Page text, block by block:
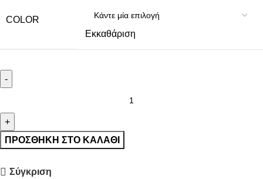
COLOR
Εκκαθάριση
κεραμική
καρδιά
ΠΡΟΣΘΉΚΗ ΣΤΟ ΚΑΛΆΘΙ
Σύγκριση